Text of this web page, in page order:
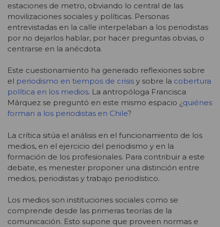
estaciones de metro, obviando lo central de las
movilizaciones sociales y políticas. Personas
entrevistadas en la calle interpelaban a los periodistas
por no dejarlos hablar, por hacer preguntas obvias, o
centrarse en la anécdota.
Este cuestionamiento ha generado reflexiones sobre
el periodismo en tiempos de crisis y sobre la cobertura
política en los medios. La antropóloga Francisca
Márquez se preguntó en este mismo espacio ¿quiénes
forman a los periodistas en Chile?
La crítica sitúa el análisis en el funcionamiento de los
medios, en el ejercicio del periodismo y en la
formación de los profesionales. Para contribuir a este
debate, es menester proponer una distinción entre
medios, periodistas y trabajo periodístico.
Los medios son instituciones sociales como se
comprende desde las primeras teorías de la
comunicación. Esto supone que proveen normas e